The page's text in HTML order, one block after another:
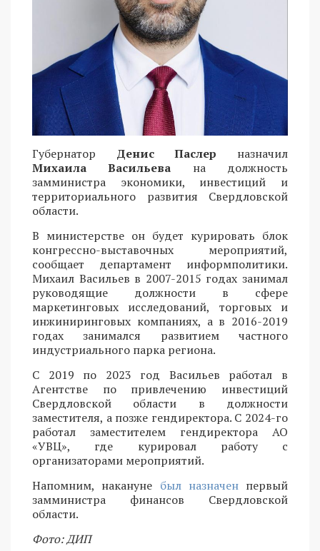
Губернатор Денис Паслер назначил
Михаила Васильева на должность
замминистра экономики, инвестиций и
территориального развития Свердловской
области.
В министерстве он будет курировать блок
конгрессно-выставочных мероприятий,
сообщает департамент информполитики.
Михаил Васильев в 2007-2015 годах занимал
руководящие должности в сфере
маркетинговых исследований, торговых и
инжиниринговых компаниях, а в 2016-2019
годах занимался развитием частного
индустриального парка региона.
С 2019 по 2023 год Васильев работал в
Агентстве по привлечению инвестиций
Свердловской области в должности
заместителя, а позже гендиректора. С 2024-го
работал заместителем гендиректора АО
«УВЦ», где курировал работу с
организаторами мероприятий.
Напомним, накануне был назначенпервый
замминистра финансов Свердловской
области.
Фото: ДИП